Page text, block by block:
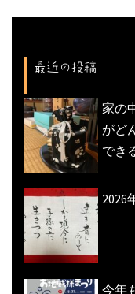
ョ
最近の投稿
家の
がど
でき
2026
今年